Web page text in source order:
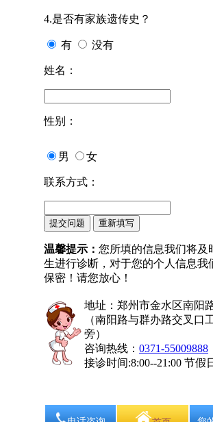
4.是否有家族遗传史？
有 没有
姓名：
性别：
男 女
联系方式：
温馨提示： 您所填的信息我们将及
生进行诊断，对于您的个人信息我
保密！请您放心！
地址：郑州市金水区南阳
（南阳路与群办路交叉口
旁）
咨询热线： 0371-55009888
接诊时间:8:00--21:00 节假